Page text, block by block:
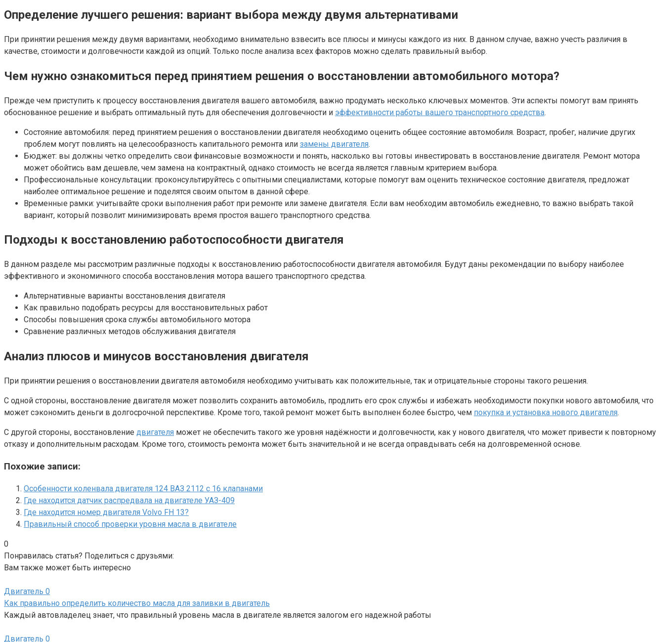
Определение лучшего решения: вариант выбора между двумя альтернативами
При принятии решения между двумя вариантами, необходимо внимательно взвесить все плюсы и минусы каждого из них. В данном случае, важно учесть различия в
качестве, стоимости и долговечности каждой из опций. Только после анализа всех факторов можно сделать правильный выбор.
Чем нужно ознакомиться перед принятием решения о восстановлении автомобильного мотора?
Прежде чем приступить к процессу восстановления двигателя вашего автомобиля, важно продумать несколько ключевых моментов. Эти аспекты помогут вам принять
обоснованное решение и выбрать оптимальный путь для обеспечения долговечности и эффективности работы вашего транспортного средства.
Состояние автомобиля: перед принятием решения о восстановлении двигателя необходимо оценить общее состояние автомобиля. Возраст, пробег, наличие других
проблем могут повлиять на целесообразность капитального ремонта или замены двигателя.
Бюджет: вы должны четко определить свои финансовые возможности и понять, насколько вы готовы инвестировать в восстановление двигателя. Ремонт мотора
может обойтись вам дешевле, чем замена на контрактный, однако стоимость не всегда является главным критерием выбора.
Профессиональные консультации: проконсультируйтесь с опытными специалистами, которые помогут вам оценить техническое состояние двигателя, предложат
наиболее оптимальное решение и поделятся своим опытом в данной сфере.
Временные рамки: учитывайте сроки выполнения работ при ремонте или замене двигателя. Если вам необходим автомобиль ежедневно, то важно выбрать такой
вариант, который позволит минимизировать время простоя вашего транспортного средства.
Подходы к восстановлению работоспособности двигателя
В данном разделе мы рассмотрим различные подходы к восстановлению работоспособности двигателя автомобиля. Будут даны рекомендации по выбору наиболее
эффективного и экономичного способа восстановления мотора вашего транспортного средства.
Альтернативные варианты восстановления двигателя
Как правильно подобрать ресурсы для восстановительных работ
Способы повышения срока службы автомобильного мотора
Сравнение различных методов обслуживания двигателя
Анализ плюсов и минусов восстановления двигателя
При принятии решения о восстановлении двигателя автомобиля необходимо учитывать как положительные, так и отрицательные стороны такого решения.
С одной стороны, восстановление двигателя может позволить сохранить автомобиль, продлить его срок службы и избежать необходимости покупки нового автомобиля, что
может сэкономить деньги в долгосрочной перспективе. Кроме того, такой ремонт может быть выполнен более быстро, чем покупка и установка нового двигателя.
С другой стороны, восстановление двигателя может не обеспечить такого же уровня надёжности и долговечности, как у нового двигателя, что может привести к повторному
отказу и дополнительным расходам. Кроме того, стоимость ремонта может быть значительной и не всегда оправдывать себя на долговременной основе.
Похожие записи:
Особенности коленвала двигателя 124 ВАЗ 2112 с 16 клапанами
Где находится датчик распредвала на двигателе УАЗ-409
Где находится номер двигателя Volvo FH 13?
Правильный способ проверки уровня масла в двигателе
0
Понравилась статья? Поделиться с друзьями:
Вам также может быть интересно
Двигатель 0
Как правильно определить количество масла для заливки в двигатель
Каждый автовладелец знает, что правильный уровень масла в двигателе является залогом его надежной работы
Двигатель 0